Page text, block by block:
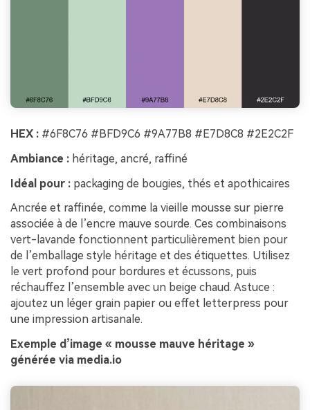
HEX : #6F8C76 #BFD9C6 #9A77B8 #E7D8C8 #2E2C2F
Ambiance : héritage, ancré, raffiné
Idéal pour : packaging de bougies, thés et apothicaires
Ancrée et raffinée, comme la vieille mousse sur pierre
associée à de l’encre mauve sourde. Ces combinaisons
vert-lavande fonctionnent particulièrement bien pour
de l’emballage style héritage et des étiquettes. Utilisez
le vert profond pour bordures et écussons, puis
réchauffez l’ensemble avec un beige chaud. Astuce :
ajoutez un léger grain papier ou effet letterpress pour
une impression artisanale.
Exemple d’image « mousse mauve héritage »
générée via media.io